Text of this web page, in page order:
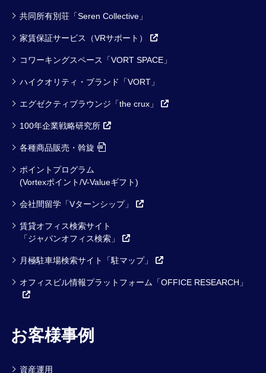
共同所有別荘「Seren Collective」
家賃保証サービス（VRサポート）
コワーキングスペース「VORT SPACE」
ハイクオリティ・ブランド「VORT」
エグゼクティブラウンジ「the crux」
100年企業戦略研究所
各種商品販売・斡旋
ポイントプログラム
(Vortexポイント/V-Valueギフト)
会社間留学「Vターンシップ」
賃貸オフィス検索サイト
「ジャパンオフィス検索」
月極駐車場検索サイト「駐マップ」
オフィスビル情報プラットフォーム「OFFICE RESEARCH」
お客様事例
資産運用